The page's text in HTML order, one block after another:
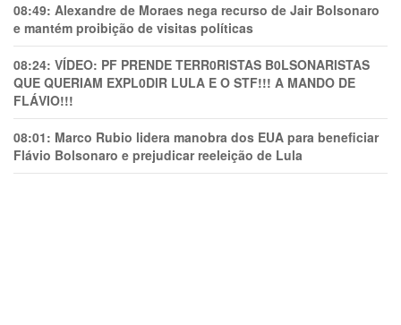
08:49: Alexandre de Moraes nega recurso de Jair Bolsonaro
e mantém proibição de visitas políticas
08:24: VÍDEO: PF PRENDE TERR0RlSTAS B0LSONARlSTAS
QUE QUERIAM EXPL0DlR LULA E O STF!!! A MANDO DE
FLÁVIO!!!
08:01: Marco Rubio lidera manobra dos EUA para beneficiar
Flávio Bolsonaro e prejudicar reeleição de Lula